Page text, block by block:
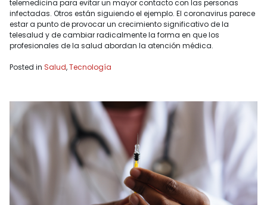
telemedicina para evitar un mayor contacto con las personas
infectadas. Otros están siguiendo el ejemplo. El coronavirus parece
estar a punto de provocar un crecimiento significativo de la
telesalud y de cambiar radicalmente la forma en que los
profesionales de la salud abordan la atención médica.
Posted in Salud,Tecnología